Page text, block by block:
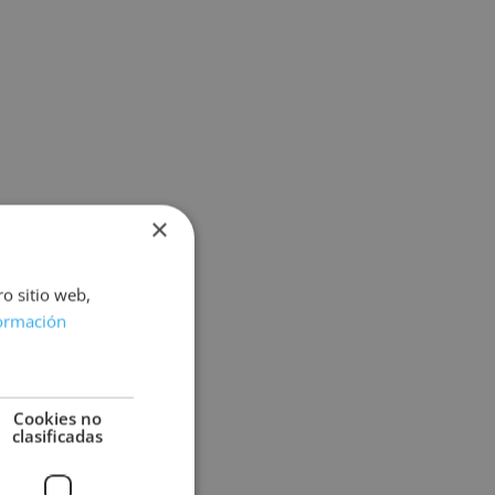
×
sitio web,
Cookies no
clasificadas